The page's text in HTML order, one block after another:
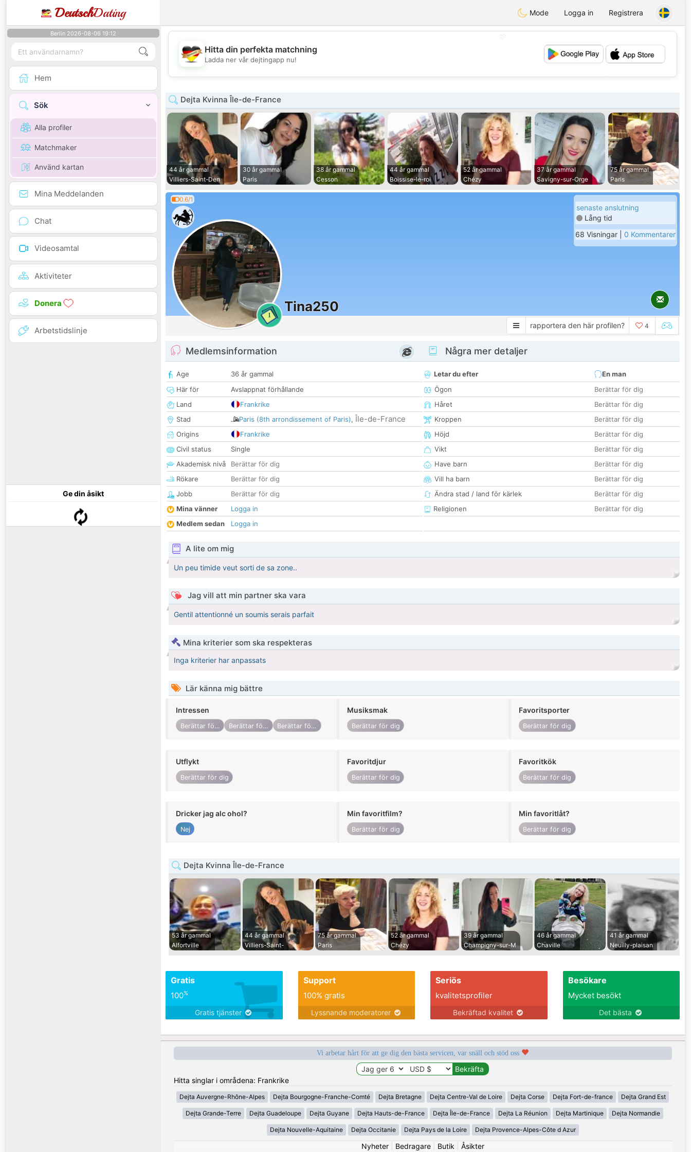
DeutschDating Mode Logga in Registrera
Berlin 2026-08-06 19:12
Hem
Sök
Alla profiler
Matchmaker
Använd kartan
Mina Meddelanden
Chat
Videosamtal
Aktiviteter
Donera
Arbetstidslinje
Ge din åsikt
💖
💕
Hitta din perfekta matchning
Ladda ner vår dejtingapp nu!
Dejta Kvinna Île-de-France
44 år gammal
Villiers-Saint-Den
30 år gammal
Paris
38 år gammal
Cesson
44 år gammal
Boissise-le-roi
52 år gammal
Chézy
37 år gammal
Savigny-sur-Orge
75 år gammal
Paris
0.6/1
1
Tina250
senaste anslutning
Lång tid
68 Visningar | 0 Kommentarer
rapportera den här profilen? 4
Medlemsinformation
Age
36 år gammal
Här för
Avslappnat förhållande
Land
Frankrike
Stad
Paris (8th arrondissement of Paris), Île-de-France
Origins
Frankrike
Civil status
Single
Akademisk nivå
Berättar för dig
Rökare
Berättar för dig
Jobb
Berättar för dig
Mina vänner
Logga in
Medlem sedan
Logga in
Några mer detaljer
Letar du efter
En man
Ögon
Berättar för dig
Håret
Berättar för dig
Kroppen
Berättar för dig
Höjd
Berättar för dig
Vikt
Berättar för dig
Have barn
Berättar för dig
Vill ha barn
Berättar för dig
Ändra stad / land för kärlek
Berättar för dig
Religionen
Berättar för dig
A lite om mig
Un peu timide veut sorti de sa zone..
Jag vill att min partner ska vara
Gentil attentionné un soumis serais parfait
Mina kriterier som ska respekteras
Inga kriterier har anpassats
Lär känna mig bättre
Intressen
Berättar för dig Berättar för dig Berättar för dig
Musiksmak
Berättar för dig
Favoritsporter
Berättar för dig
Utflykt
Berättar för dig
Favoritdjur
Berättar för dig
Favoritkök
Berättar för dig
Dricker jag alc ohol?
Nej
Min favoritfilm?
Berättar för dig
Min favoritlåt?
Berättar för dig
Dejta Kvinna Île-de-France
53 år gammal
Alfortville
44 år gammal
Villiers-Saint-
75 år gammal
Paris
52 år gammal
Chézy
39 år gammal
Champigny-sur-M
46 år gammal
Chaville
41 år gammal
Neuilly-plaisan
Gratis
100%
Gratis tjänster
Support
100% gratis
Lyssnande moderatorer
Seriös
kvalitetsprofiler
Bekräftad kvalitet
Besökare
Mycket besökt
Det bästa
Vi arbetar hårt för att ge dig den bästa servicen, var snäll och stöd oss
Hitta singlar i områdena: Frankrike
Dejta Auvergne-Rhône-Alpes Dejta Bourgogne-Franche-Comté Dejta Bretagne Dejta Centre-Val de Loire Dejta Corse Dejta Fort-de-france Dejta Grand Est
Dejta Grande-Terre Dejta Guadeloupe Dejta Guyane Dejta Hauts-de-France Dejta Île-de-France Dejta La Réunion Dejta Martinique Dejta Normandie
Dejta Nouvelle-Aquitaine Dejta Occitanie Dejta Pays de la Loire Dejta Provence-Alpes-Côte d Azur
Nyheter| Bedragare| Butik Åsikter